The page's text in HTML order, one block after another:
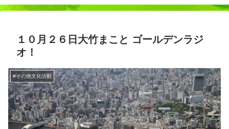
１０月２６日大竹まこと ゴールデンラジ
オ！
#その他文化活動